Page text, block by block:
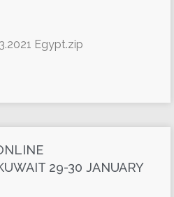
Egypt.zip
29-30 JANUARY